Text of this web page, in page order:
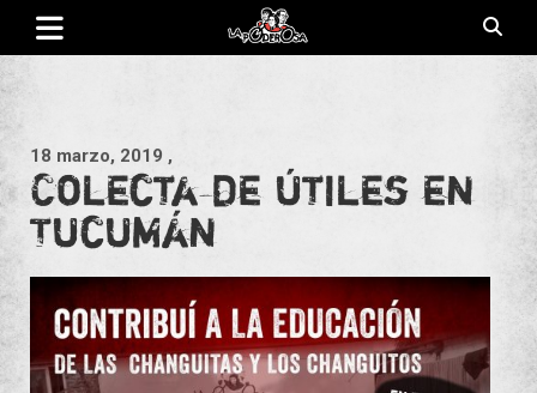
Saltar
contenido
18 marzo, 2019 ,
Colecta de útiles en
Tucumán